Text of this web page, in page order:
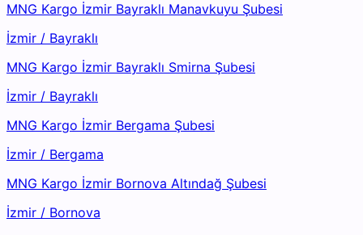
MNG Kargo İzmir Bayraklı Manavkuyu Şubesi
İzmir / Bayraklı
MNG Kargo İzmir Bayraklı Smirna Şubesi
İzmir / Bayraklı
MNG Kargo İzmir Bergama Şubesi
İzmir / Bergama
MNG Kargo İzmir Bornova Altındağ Şubesi
İzmir / Bornova